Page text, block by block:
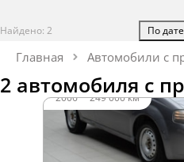
Найдено: 2
Главная Автомобили с
2 автомобиля с
2006·249 000 км
Chevrolet Aveo
1.2 л (72 л.с.), МКПП,